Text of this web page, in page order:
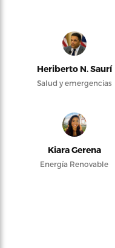
Heriberto N. Saurí
Salud y emergencias
Kiara Gerena
Energía Renovable